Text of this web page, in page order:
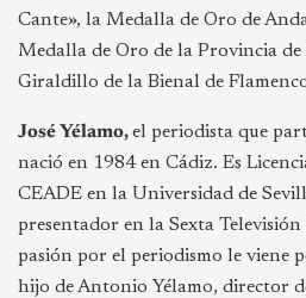
Cante», la Medalla de Oro de
Medalla de Oro de la Provincia
Giraldillo de la Bienal de
José Yélamo,el periodista que
nació en 1984 en Cádiz. Es
CEADE en la Universidad de
presentador en la Sexta
pasión por el periodismo le viene
hijo de Antonio Yélamo, director